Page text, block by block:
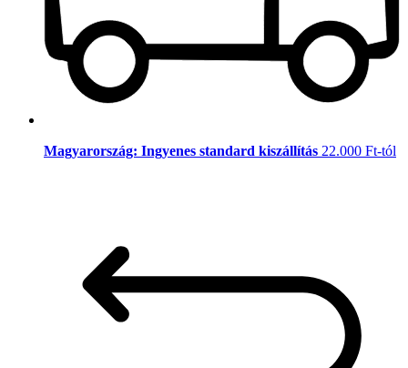
Magyarország: Ingyenes standard kiszállítás 22.000 Ft-tól